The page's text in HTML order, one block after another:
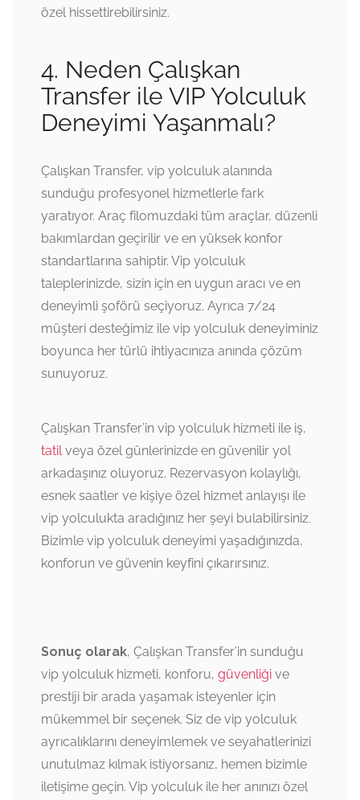
özel hissettirebilirsiniz.
4. Neden Çalışkan
Transfer ile VIP Yolculuk
Deneyimi Yaşanmalı?
Çalışkan Transfer, vip yolculuk alanında
sunduğu profesyonel hizmetlerle fark
yaratıyor. Araç filomuzdaki tüm araçlar, düzenli
bakımlardan geçirilir ve en yüksek konfor
standartlarına sahiptir. Vip yolculuk
taleplerinizde, sizin için en uygun aracı ve en
deneyimli şoförü seçiyoruz. Ayrıca 7/24
müşteri desteğimiz ile vip yolculuk deneyiminiz
boyunca her türlü ihtiyacınıza anında çözüm
sunuyoruz.
Çalışkan Transfer’in vip yolculuk hizmeti ile iş,
tatilveya özel günlerinizde en güvenilir yol
arkadaşınız oluyoruz. Rezervasyon kolaylığı,
esnek saatler ve kişiye özel hizmet anlayışı ile
vip yolculukta aradığınız her şeyi bulabilirsiniz.
Bizimle vip yolculuk deneyimi yaşadığınızda,
konforun ve güvenin keyfini çıkarırsınız.
Sonuç olarak, Çalışkan Transfer’in sunduğu
vip yolculuk hizmeti, konforu, güvenliği ve
prestiji bir arada yaşamak isteyenler için
mükemmel bir seçenek. Siz de vip yolculuk
ayrıcalıklarını deneyimlemek ve seyahatlerinizi
unutulmaz kılmak istiyorsanız, hemen bizimle
iletişime geçin. Vip yolculuk ile her anınızı özel